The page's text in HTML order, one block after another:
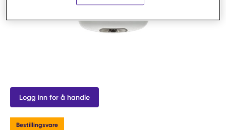
Logg inn for å handle
Bestillingsvare